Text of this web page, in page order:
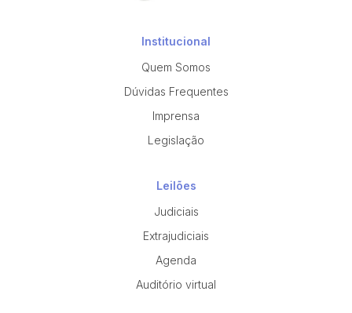
Institucional
Quem Somos
Dúvidas Frequentes
Imprensa
Legislação
Leilões
Judiciais
Extrajudiciais
Agenda
Auditório virtual